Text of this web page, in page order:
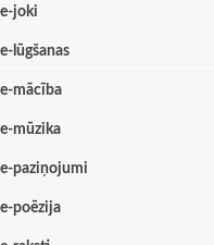
e-joki
e-lūgšanas
e-mācība
e-mūzika
e-paziņojumi
e-poēzija